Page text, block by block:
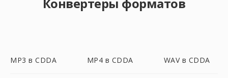
MP3 в CDDA MP4 в CDDA WAV в CDDA